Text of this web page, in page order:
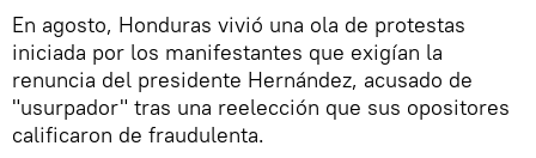
En agosto, Honduras vivió una ola de protestas
iniciada por los manifestantes que exigían la
renuncia del presidente Hernández, acusado de
"usurpador" tras una reelección que sus opositores
calificaron de fraudulenta.